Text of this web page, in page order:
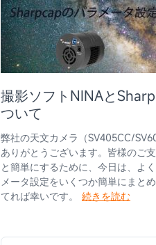
撮影ソフトNINAと
ついて
弊社の天文カメラ（SV405CC/
ありがとうございます。皆様のご
と簡単にするために、今日は、よ
メータ設定をいくつか簡単にまと
てれば幸いです。 続きを読む